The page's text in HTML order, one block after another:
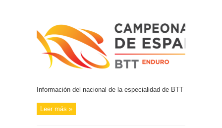
Información del nacional de la especialidad de BTT
Leer más »